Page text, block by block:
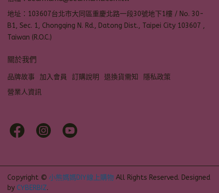
地址：103607台北市大同區重慶北路一段30號地下1樓 / No. 30-
B1, Sec. 1, Chongqing N. Rd., Datong Dist., Taipei City 103607 ,
Taiwan (R.O.C.)
關於我們
品牌故事 加入會員 訂購說明 退換貨需知
隱私政策
營業人資訊
Copyright © 小熊媽媽DIY線上購物 All Rights Reserved. Designed
by CYBERBIZ.